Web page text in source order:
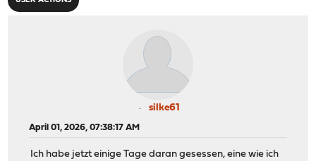
silke61
April 01, 2026, 07:38:17 AM
Ich habe jetzt einige Tage daran gesessen, eine wie ich